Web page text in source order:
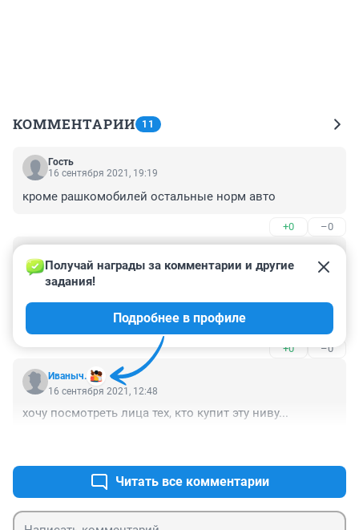
КОММЕНТАРИИ 11
Гость
16 сентября 2021, 19:19
кроме рашкомобилей остальные норм авто
+0 –0
16 сентября 2021, 14:34
Когда исчезнут российские малолитражки,
автомобили этого класса в средства роскоши
превратятся. Будут очень длрогими....
+0 –0
Иваныч.
Получай награды за комментарии и другие
задания!
Подробнее в профиле
16 сентября 2021, 12:48
хочу посмотреть лица тех, кто купит эту ниву...
Читать все комментарии